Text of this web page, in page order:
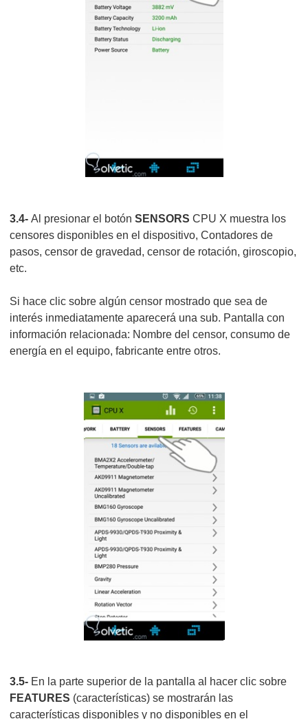
3.4- Al presionar el botón SENSORS CPU X muestra los
censores disponibles en el dispositivo, Contadores de
pasos, censor de gravedad, censor de rotación, giroscopio,
etc.
Si hace clic sobre algún censor mostrado que sea de
interés inmediatamente aparecerá una sub. Pantalla con
información relacionada: Nombre del censor, consumo de
energía en el equipo, fabricante entre otros.
3.5- En la parte superior de la pantalla al hacer clic sobre
FEATURES (características) se mostrarán las
características disponibles y no disponibles en el